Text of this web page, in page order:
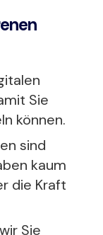
Sie
können.
sind
kaum
die Kraft
Sie